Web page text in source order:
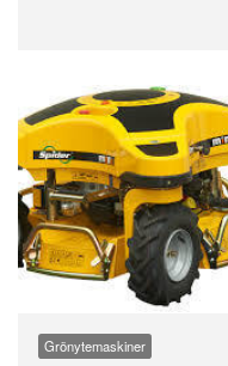
Grönytemaskiner